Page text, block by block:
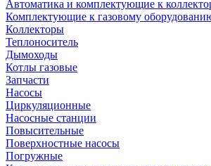
Автоматика и комплектующие к
Комплектующие к газовому
Коллекторы
Теплоноситель
Дымоходы
Котлы газовые
Запчасти
Насосы
Циркуляционные
Насосные станции
Повысительные
Поверхностные насосы
Погружные